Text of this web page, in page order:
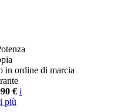
in ordine di marcia
€ i
più